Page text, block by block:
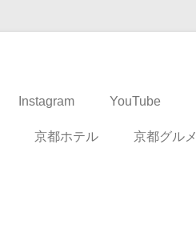
Instagram YouTube
京都ホテル 京都グルメ